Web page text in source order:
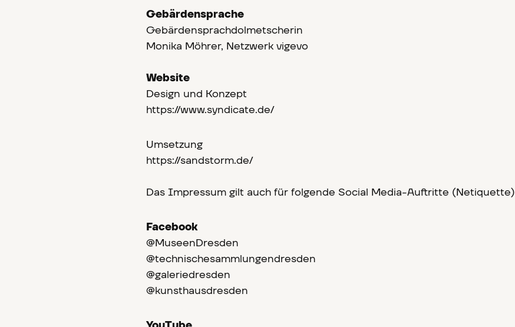
Gebärdensprache
Gebärdensprachdolmetscherin
Monika Möhrer, Netzwerk vigevo
Website
Design und Konzept
https://www.syndicate.de/
Umsetzung
https://sandstorm.de/
Das Impressum gilt auch für folgende Social Media-Auftritte (Netiquette)
Facebook
@MuseenDresden
@technischesammlungendresden
@galeriedresden
@kunsthausdresden